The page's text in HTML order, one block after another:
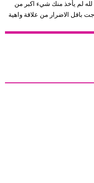
لله لم يأخذ منك شيء اكبر من
باقل الاضرار من علاقة واهية